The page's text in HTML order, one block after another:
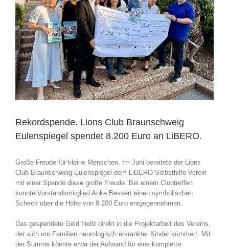
Rekordspende. Lions Club Braunschweig
Eulenspiegel spendet 8.200 Euro an LiBERO.
Große Freude für kleine Menschen. Im Juni bereitete der Lions
Club Braunschweig Eulenspiegel dem LiBERO Selbsthilfe Verein
mit einer Spende diese große Freude. Bei einem Clubtreffen
konnte Vorstandsmitglied Anke Bessert einen symbolischen
Scheck über die Höhe von 8.200 Euro entgegennehmen.
Das gespendete Geld fließt direkt in die Projektarbeit des Vereins,
der sich um Familien neurologisch erkrankter Kinder kümmert. Mit
der Summe könnte etwa der Aufwand für eine komplette